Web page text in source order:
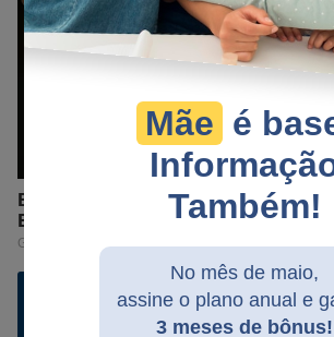
Mãe é
Também!
No mês de maio,
assine o plano anual e
3 meses de bônus!
Ler comentários e